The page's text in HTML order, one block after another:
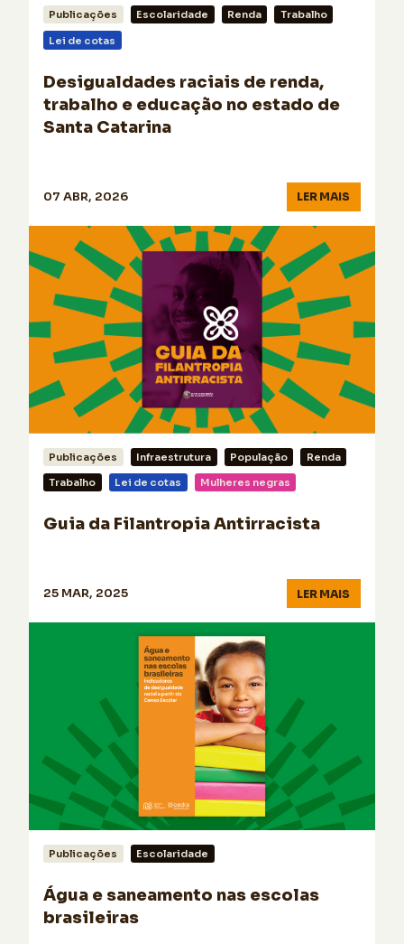
Publicações Escolaridade Renda Trabalho
Lei de cotas
Desigualdades raciais de renda,
trabalho e educação no estado de
Santa Catarina
07 ABR, 2026 LER MAIS
Publicações Infraestrutura População Renda
Trabalho Lei de cotas Mulheres negras
Guia da Filantropia Antirracista
25 MAR, 2025 LER MAIS
Publicações Escolaridade
Água e saneamento nas escolas
brasileiras